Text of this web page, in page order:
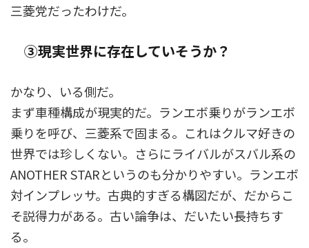
三菱党だったわけだ。
③現実世界に存在していそうか？
かなり、いる側だ。
まず車種構成が現実的だ。ランエボ乗りがランエボ
乗りを呼び、三菱系で固まる。これはクルマ好きの
世界では珍しくない。さらにライバルがスバル系の
ANOTHER STARというのも分かりやすい。ランエボ
対インプレッサ。古典的すぎる構図だが、だからこ
そ説得力がある。古い論争は、だいたい長持ちす
る。